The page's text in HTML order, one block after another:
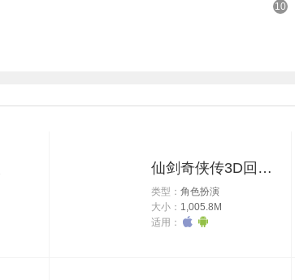
10
仙剑奇侠传3D回合ios版
类型： 角色扮演
大小： 1,005.8M
适用：